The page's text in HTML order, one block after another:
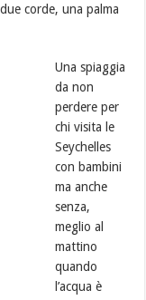
corde, una palma
Una spiaggia
da non
perdere per
chi visita le
Seychelles
con bambini
ma anche
senza,
meglio al
mattino
quando
l’acqua è